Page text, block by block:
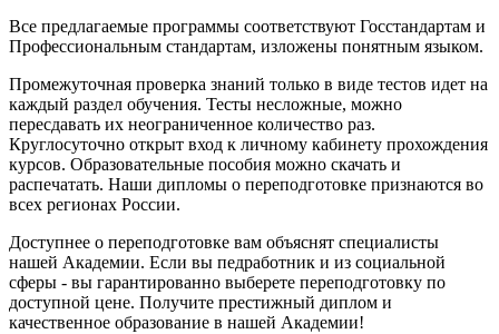
Все предлагаемые программы соответствуют Госстандартам и
Профессиональным стандартам, изложены понятным языком.
Промежуточная проверка знаний только в виде тестов идет на
каждый раздел обучения. Тесты несложные, можно
пересдавать их неограниченное количество раз.
Круглосуточно открыт вход к личному кабинету прохождения
курсов. Образовательные пособия можно скачать и
распечатать. Наши дипломы о переподготовке признаются во
всех регионах России.
Доступнее о переподготовке вам объяснят специалисты
нашей Академии. Если вы педработник и из социальной
сферы - вы гарантированно выберете переподготовку по
доступной цене. Получите престижный диплом и
качественное образование в нашей Академии!